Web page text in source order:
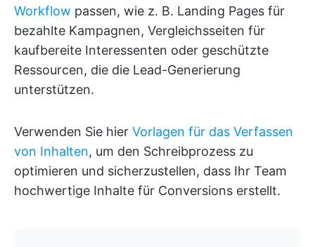
Workflow passen, wie z. B. Landing Pages für
bezahlte Kampagnen, Vergleichsseiten für
kaufbereite Interessenten oder geschützte
Ressourcen, die die Lead-Generierung
unterstützen.
Verwenden Sie hier Vorlagen für das Verfassen
von Inhalten, um den Schreibprozess zu
optimieren und sicherzustellen, dass Ihr Team
hochwertige Inhalte für Conversions erstellt.